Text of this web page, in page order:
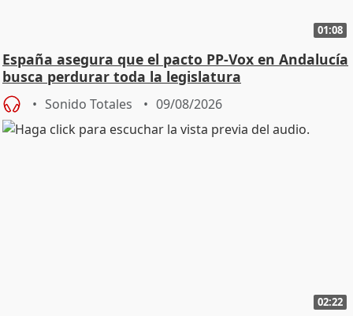
01:08
España asegura que el pacto PP-Vox en Andalucía
busca perdurar toda la legislatura
Sonido Totales 09/08/2026
02:22